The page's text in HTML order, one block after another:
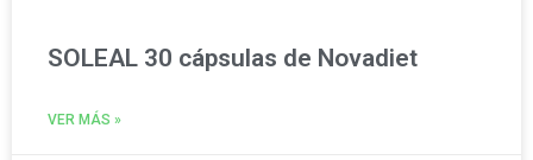
SOLEAL 30 cápsulas de Novadiet
VER MÁS »